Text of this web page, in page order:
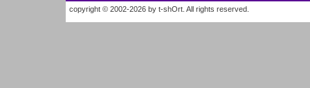
copyright © 2002-2026 by t-shOrt. All rights reserved.